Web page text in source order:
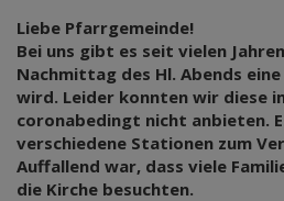
Liebe Pfarrgemeinde!
Bei uns gibt es seit vielen
Nachmittag des Hl. Abends
wird. Leider konnten wir diese
coronabedingt nicht anbieten.
verschiedene Stationen zum
Auffallend war, dass viele
die Kirche besuchten.